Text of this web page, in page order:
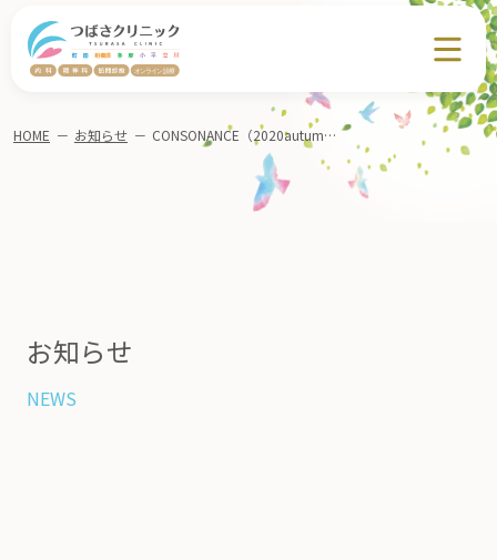
お知らせ
NEWS
HOME － お知らせ － CONSONANCE（2020autumn-第76号）に当院が取り上げられました。